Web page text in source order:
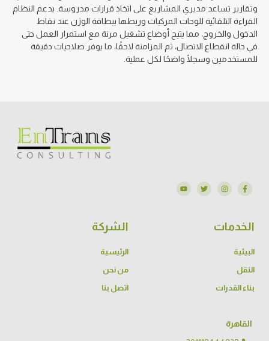
وتقارير تساعد مديري المشاريع على اتخاذ قرارات مدروسة. يدعم النظام
القراءة التلقائية للوحات المركبات وربطها ببطاقة الوزن عند نقاط
الدخول والخروج، مما يتيح أوضاع تشغيل مرنة مع استمرار العمل حتى
في حالة انقطاع الاتصال، ثم المزامنة لاحقًا، ما يوفر صلاحيات دقيقة
للمستخدمين وسجلًا واضحًا لكل عملية.
الخدمات
البيئية
النقل
بناء القدرات
الشركة
الرئيسية
من نحن
اتصل بنا
القاهرة